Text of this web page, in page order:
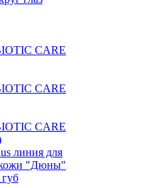
CARE
CARE
CARE
линия для
кожи "Дюны"